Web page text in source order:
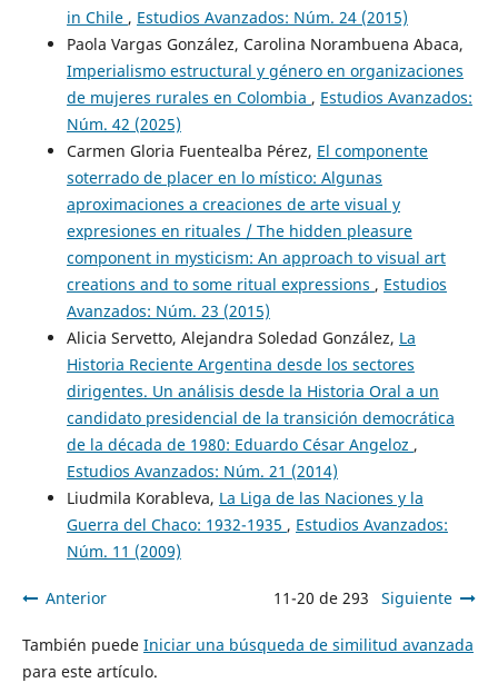
in Chile , Estudios Avanzados: Núm. 24 (2015)
Paola Vargas González, Carolina Norambuena Abaca,
Imperialismo estructural y género en organizaciones
de mujeres rurales en Colombia , Estudios Avanzados:
Núm. 42 (2025)
Carmen Gloria Fuentealba Pérez, El componente
soterrado de placer en lo místico: Algunas
aproximaciones a creaciones de arte visual y
expresiones en rituales / The hidden pleasure
component in mysticism: An approach to visual art
creations and to some ritual expressions , Estudios
Avanzados: Núm. 23 (2015)
Alicia Servetto, Alejandra Soledad González, La
Historia Reciente Argentina desde los sectores
dirigentes. Un análisis desde la Historia Oral a un
candidato presidencial de la transición democrática
de la década de 1980: Eduardo César Angeloz ,
Estudios Avanzados: Núm. 21 (2014)
Liudmila Korableva, La Liga de las Naciones y la
Guerra del Chaco: 1932-1935 , Estudios Avanzados:
Núm. 11 (2009)
Anterior 11-20 de 293 Siguiente
También puede Iniciar una búsqueda de similitud avanzada
para este artículo.